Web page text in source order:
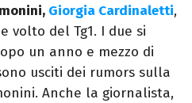
Giorgia Cardinaletti,
volto del Tg1. I due si
un anno e mezzo di
usciti dei rumors sulla
Anche la giornalista,